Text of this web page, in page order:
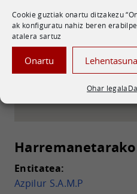
Cookie guztiak onartu ditzakezu
ak konfiguratu nahiz beren
atalera sartuz
Onartu
Ohar legala
(01010) Vitoria-
Mapa ikusi Googlen
Entitatea:
Azpilur S.A.M.P